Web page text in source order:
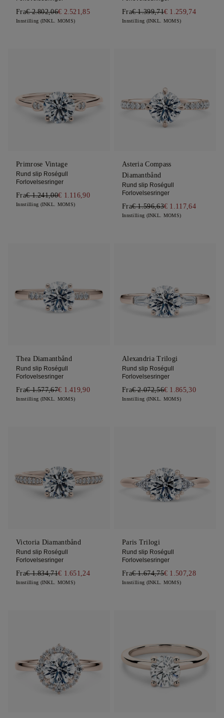
Fra€ 2.802,06€ 2.521,85
Innstilling (INKL. MOMS)
Fra€ 1.399,71€ 1.259,74
Innstilling (INKL. MOMS)
Primrose Vintage
Rund slip Roségull
Forlovelsesringer
Fra€ 1.241,00€ 1.116,90
Innstilling (INKL. MOMS)
Asteria Compass
Diamantbånd
Rund slip Roségull
Forlovelsesringer
Fra€ 1.596,63€ 1.117,64
Innstilling (INKL. MOMS)
Thea Diamantbånd
Rund slip Roségull
Forlovelsesringer
Fra€ 1.577,67€ 1.419,90
Innstilling (INKL. MOMS)
Alexandria Trilogi
Rund slip Roségull
Forlovelsesringer
Fra€ 2.072,56€ 1.865,30
Innstilling (INKL. MOMS)
Victoria Diamantbånd
Rund slip Roségull
Forlovelsesringer
Fra€ 1.834,71€ 1.651,24
Innstilling (INKL. MOMS)
Paris Trilogi
Rund slip Roségull
Forlovelsesringer
Fra€ 1.674,75€ 1.507,28
Innstilling (INKL. MOMS)